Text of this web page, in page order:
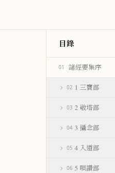
目錄
01 諸經要集序
02 1 三寶部
03 2 敬塔部
04 3 攝念部
05 4 入道部
06 5 唄讚部